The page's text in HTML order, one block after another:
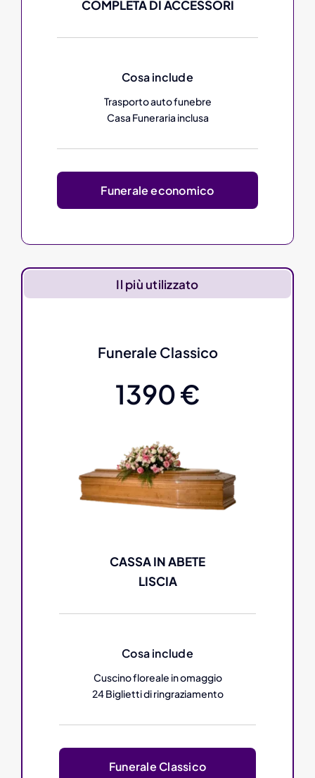
COMPLETA DI ACCESSORI
Cosa include
Trasporto auto funebre
Casa Funeraria inclusa
Funerale economico
Il più utilizzato
Funerale Classico
1390 €
CASSA IN ABETE
LISCIA
Cosa include
Cuscino floreale in omaggio
24 Biglietti di ringraziamento
Funerale Classico